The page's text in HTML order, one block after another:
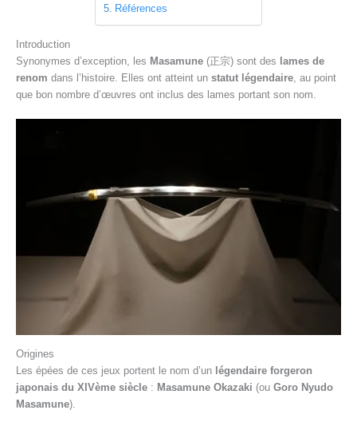
Références
Introduction
Synonymes d’exception, les Masamune (正宗) sont des lames de
renom dans l’histoire. Elles ont atteint un statut légendaire , au point
que bon nombre d’œuvres ont inclus des lames portant son nom.
Origines
Les épées de ces jeux portent le nom d’un légendaire forgeron
japonais du XIVème siècle : Masamune Okazaki (ou Goro Nyudo
Masamune).